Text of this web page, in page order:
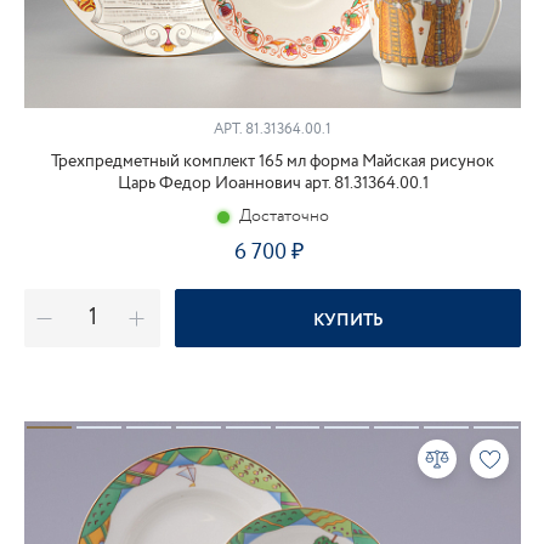
АРТ. 81.31364.00.1
Трехпредметный комплект 165 мл форма Майская рисунок
Царь Федор Иоаннович арт. 81.31364.00.1
Достаточно
6 700
КУПИТЬ